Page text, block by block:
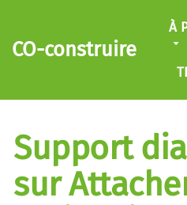
Aller au contenu principal
CO-construire
À
Support
sur